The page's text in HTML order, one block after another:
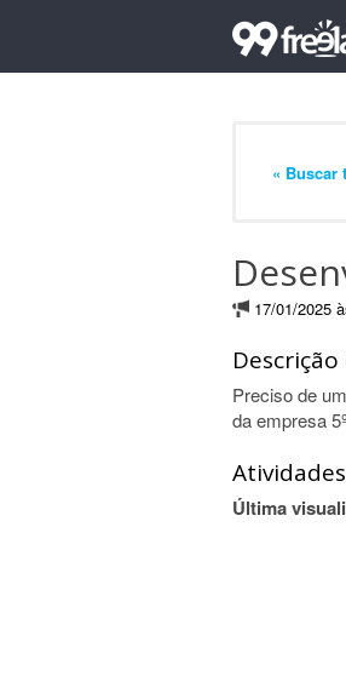
« Buscar
17/01/2025
Preciso de
da empresa
Última